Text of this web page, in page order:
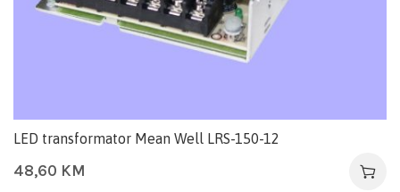
LED transformator Mean Well LRS-150-12
48,60 KM